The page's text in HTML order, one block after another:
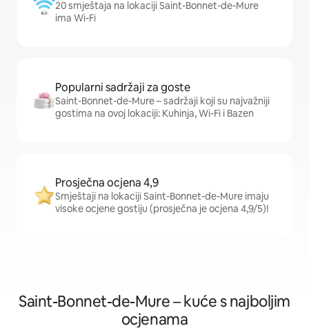
20 smještaja na lokaciji Saint-Bonnet-de-Mure
ima Wi-Fi
Popularni sadržaji za goste
Saint-Bonnet-de-Mure – sadržaji koji su najvažniji
gostima na ovoj lokaciji: Kuhinja, Wi-Fi i Bazen
Prosječna ocjena 4,9
Smještaji na lokaciji Saint-Bonnet-de-Mure imaju
visoke ocjene gostiju (prosječna je ocjena 4,9/5)!
Saint-Bonnet-de-Mure – kuće s najboljim
ocjenama